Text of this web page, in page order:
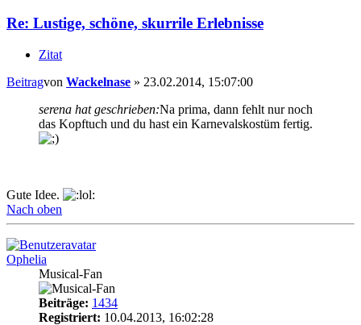
Re: Lustige, schöne, skurrile Erlebnisse
Zitat
Beitragvon Wackelnase » 23.02.2014, 15:07:00
serena hat geschrieben:Na prima, dann fehlt nur noch
das Kopftuch und du hast ein Karnevalskostüm fertig.
Gute Idee.
Nach oben
Ophelia
Musical-Fan
Beiträge: 1434
Registriert: 10.04.2013, 16:02:28